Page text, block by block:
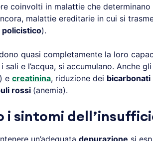
coinvolti in malattie che
malattie ereditarie in cui si
policistico).
quasi completamente la loro
sali e l’acqua, si accumulano. Anche gli
e creatinina, riduzione dei bicarbonati
rossi (anemia).
i sintomi
un’adeguata depurazione si